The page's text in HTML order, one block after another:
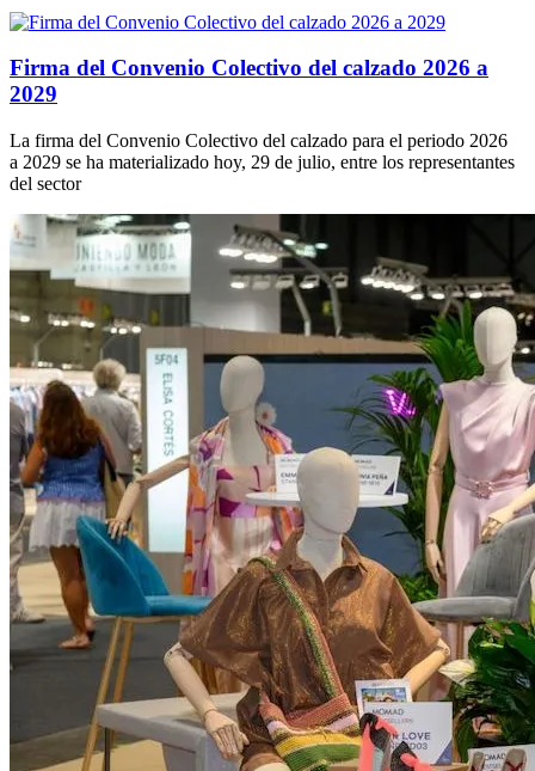
Firma del Convenio Colectivo del calzado 2026 a
2029
La firma del Convenio Colectivo del calzado para el periodo 2026
a 2029 se ha materializado hoy, 29 de julio, entre los representantes
del sector